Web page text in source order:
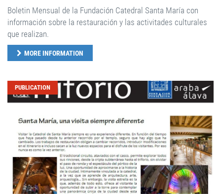
Boletin Mensual de la Fundación Catedral Santa María con
información sobre la restauración y las activitades culturales
que realizan.
MORE INFORMATION
PUBLICATION